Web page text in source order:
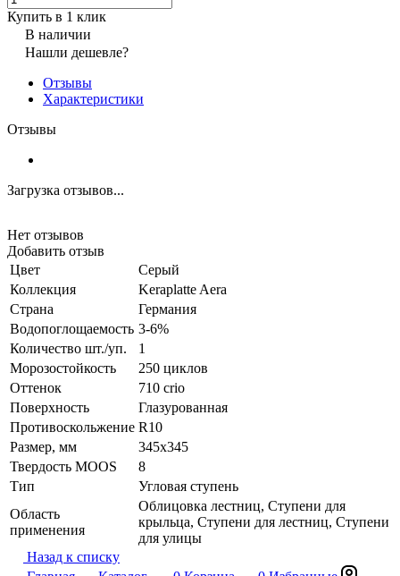
Купить в 1 клик
В наличии
Нашли дешевле?
Отзывы
Характеристики
Отзывы
Загрузка отзывов...
Нет отзывов
Добавить отзыв
Цвет
Серый
Коллекция
Keraplatte Aera
Страна
Германия
Водопоглощаемость 3-6%
Количество шт./уп.
1
Морозостойкость
250 циклов
Оттенок
710 crio
Поверхность
Глазурованная
Противоскольжение R10
Размер, мм
345x345
Твердость MOOS
8
Тип
Угловая ступень
Область
применения
Облицовка лестниц, Ступени для
крыльца, Ступени для лестниц, Ступени
для улицы
Назад к списку